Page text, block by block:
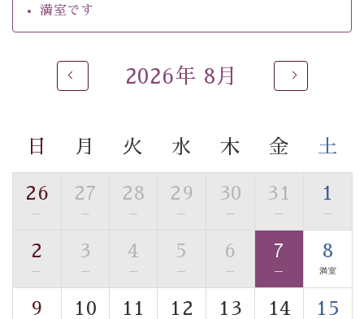
るご入浴をお愉しみください。
■お座敷風呂（大浴場）
用。 足元が柔らかく、そして滑りにくい畳のお風呂で
ご了承のほどお願いいたします。
■貸切温泉風呂 （40分2000円）
眺望はございませんが、源泉掛け流しの温泉の質を楽し
む貸切温泉風呂です。ゆったりといやされるプライベー
トな空間をお愉しみください。
【旅】
■諏訪大社4社を巡る無料参拝バス
満室です
2026年 8月
日 月 火 水 木 金 土
26
—
27
—
28
—
29
—
30
—
31
—
1
—
2
—
3
—
4
—
5
—
6
—
7
—
8
満室
9 10 11 12 13 14 15